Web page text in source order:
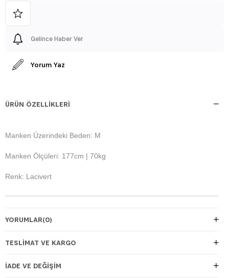
Gelince Haber Ver
Yorum Yaz
ÜRÜN ÖZELLIKLERI
Manken Üzerindeki Beden: M
Manken Ölçüleri: 177cm | 70kg
Renk: Lacivert
YORUMLAR(0)
TESLIMAT VE KARGO
İADE VE DEĞIŞIM